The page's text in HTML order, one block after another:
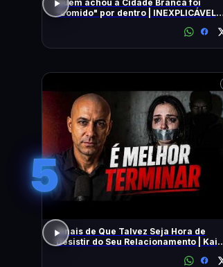
Quem achou a Cidade Branca foi
"comido" por dentro | INEXPLICÁVEL
5
Sinais de Que Talvez Seja Hora de
Desistir do Seu Relacionamento | Kaio